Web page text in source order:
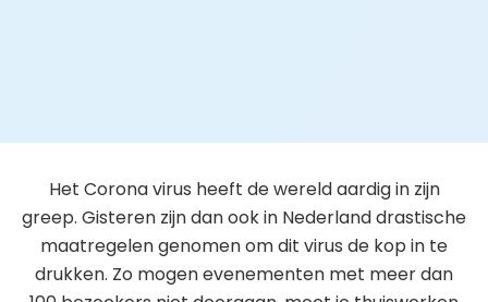
Het Corona virus heeft de wereld aardig in zijn
greep. Gisteren zijn dan ook in Nederland drastische
maatregelen genomen om dit virus de kop in te
drukken. Zo mogen evenementen met meer dan